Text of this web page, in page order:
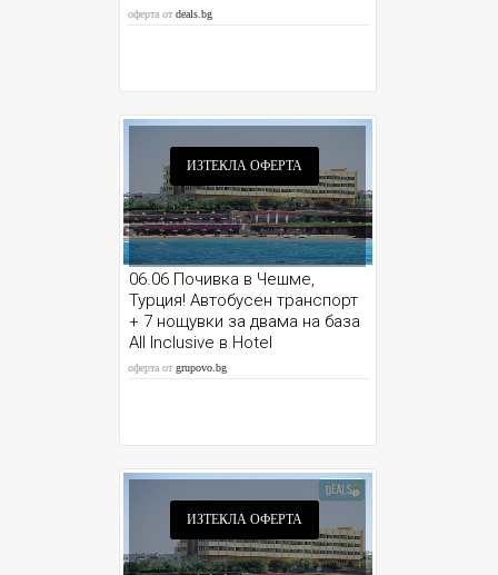
оферта отdeals.bg
ИЗТЕКЛА ОФЕРТА
06.06 Почивка в Чешме,
Турция! Автобусен транспорт
+ 7 нощувки за двама на база
Аll Inclusive в Hotel
Babаylon****
оферта отgrupovo.bg
ИЗТЕКЛА ОФЕРТА